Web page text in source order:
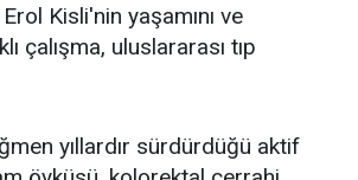
Kisli'nin yaşamını ve
çalışma, uluslararası tıp
yıllardır sürdürdüğü aktif